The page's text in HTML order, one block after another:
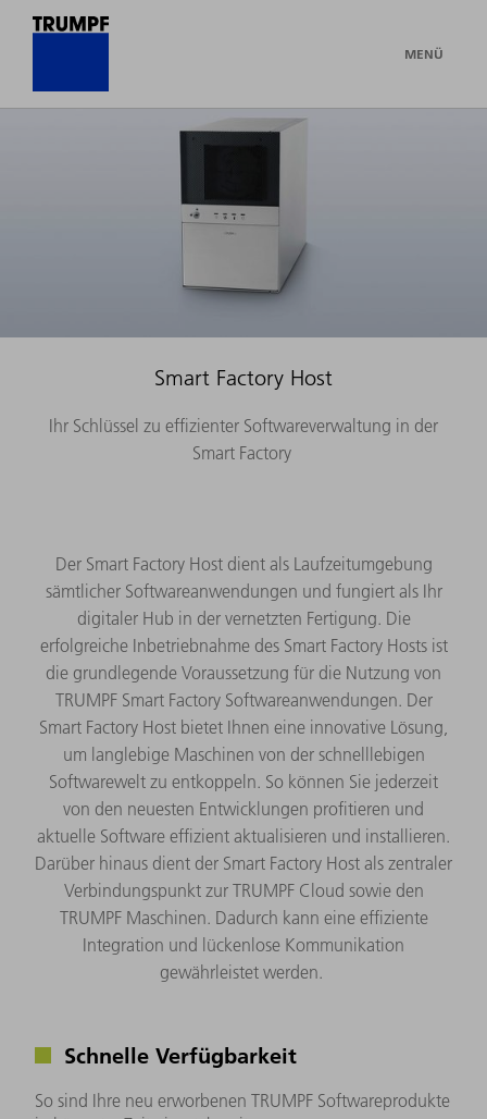
MENÜ
Smart Factory Host
Ihr Schlüssel zu effizienter Softwareverwaltung in der
Smart Factory
Der Smart Factory Host dient als Laufzeitumgebung
sämtlicher Softwareanwendungen und fungiert als Ihr
digitaler Hub in der vernetzten Fertigung. Die
erfolgreiche Inbetriebnahme des Smart Factory Hosts ist
die grundlegende Voraussetzung für die Nutzung von
TRUMPF Smart Factory Softwareanwendungen. Der
Smart Factory Host bietet Ihnen eine innovative Lösung,
um langlebige Maschinen von der schnelllebigen
Softwarewelt zu entkoppeln. So können Sie jederzeit
von den neuesten Entwicklungen profitieren und
aktuelle Software effizient aktualisieren und installieren.
Darüber hinaus dient der Smart Factory Host als zentraler
Verbindungspunkt zur TRUMPF Cloud sowie den
TRUMPF Maschinen. Dadurch kann eine effiziente
Integration und lückenlose Kommunikation
gewährleistet werden.
Schnelle Verfügbarkeit
So sind Ihre neu erworbenen TRUMPF Softwareprodukte